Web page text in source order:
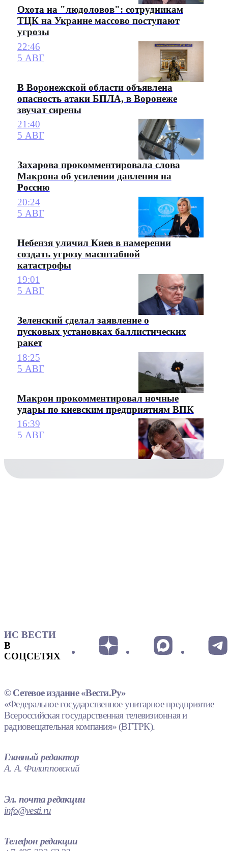
Охота на "людоловов": сотрудникам
ТЦК на Украине массово поступают
угрозы
22:46
5 АВГ
В Воронежской области объявлена
опасность атаки БПЛА, в Воронеже
звучат сирены
21:40
5 АВГ
Захарова прокомментировала слова
Макрона об усилении давления на
Россию
20:24
5 АВГ
Небензя уличил Киев в намерении
создать угрозу масштабной
катастрофы
19:01
5 АВГ
Зеленский сделал заявление о
пусковых установках баллистических
ракет
18:25
5 АВГ
Макрон прокомментировал ночные
удары по киевским предприятиям ВПК
16:39
5 АВГ
ИС ВЕСТИ
В
СОЦСЕТЯХ
© Сетевое издание «Вести.Ру»
«Федеральное государственное унитарное предприятие
Всероссийская государственная телевизионная и
радиовещательная компания» (ВГТРК).
Главный редактор
А. А. Филипповский
Эл. почта редакции
info@vesti.ru
Телефон редакции